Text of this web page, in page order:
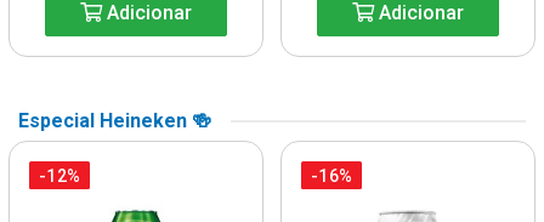
Adicionar Adicionar
Especial Heineken 🍻
-12% -16%